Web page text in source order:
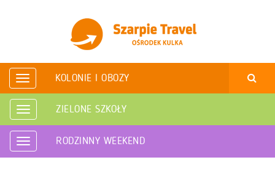
Rozwiń
nawigację
KOLONIE I OBOZY
Rozwiń
nawigację
ZIELONE SZKOŁY
Rozwiń
nawigację
RODZINNY WEEKEND